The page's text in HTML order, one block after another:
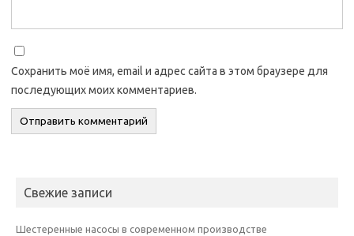
Сохранить моё имя, email и адрес сайта в этом браузере для
последующих моих комментариев.
Свежие записи
Шестеренные насосы в современном производстве